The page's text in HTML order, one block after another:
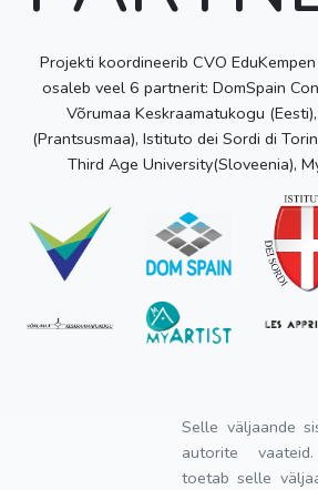
Projekti koordineerib CVO
osaleb veel 6 partnerit: DomSpain
Võrumaa Keskraamatukogu
(Prantsusmaa), Istituto dei Sordi di
Third Age University(Sloveenia),
Selle väljaande
autorite
toetab selle